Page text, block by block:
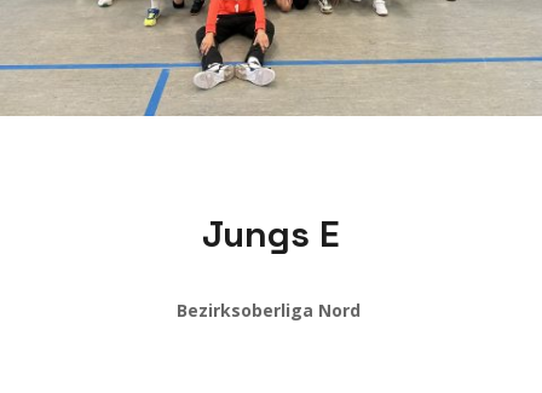
Jungs E
Bezirksoberliga Nord